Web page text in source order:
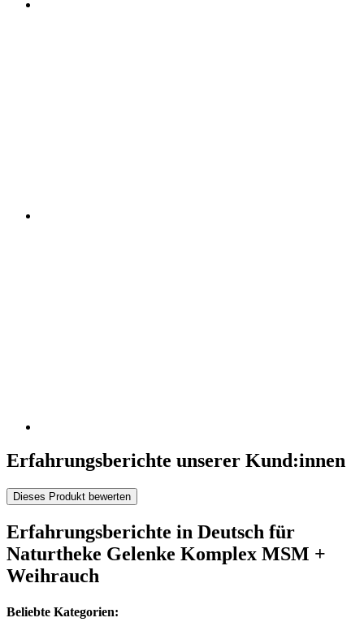
Erfahrungsberichte unserer Kund:innen
Dieses Produkt bewerten
Erfahrungsberichte in Deutsch für
Naturtheke Gelenke Komplex MSM +
Weihrauch
Beliebte Kategorien: